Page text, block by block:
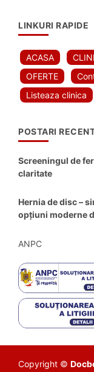
LINKURI RAPIDE
ACASA
OFERTE
Listeaza clinica
POSTARI
Screeningul de
claritate
Hernia de disc –
opțiuni moderne
ANPC
Copyright ©